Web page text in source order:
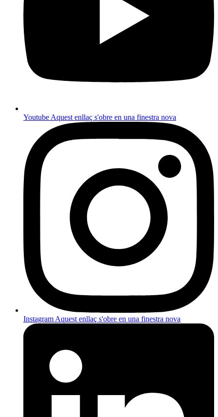
YoutubeAquest enllaç s'obre en una finestra nova
InstagramAquest enllaç s'obre en una finestra nova